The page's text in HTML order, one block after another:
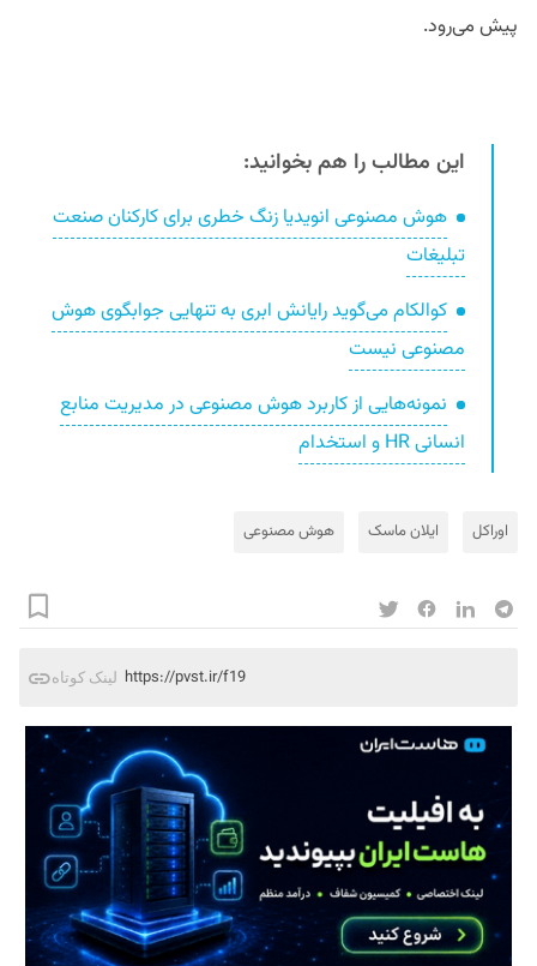
پیش می‌رود.
این مطالب را هم بخوانید:
هوش مصنوعی انویدیا زنگ خطری برای کارکنان صنعت
تبلیغات
کوالکام می‌گوید رایانش ابری به تنهایی جوابگوی هوش
مصنوعی نیست
نمونه‌هایی از کاربرد هوش مصنوعی در مدیریت منابع
انسانی HR و استخدام
اوراکل ایلان ماسک هوش مصنوعی
لینک کوتاه https://pvst.ir/f19